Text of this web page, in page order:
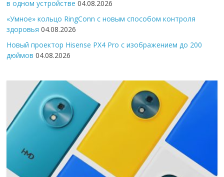
в одном устройстве 04.08.2026
«Умное» кольцо RingConn с новым способом контроля
здоровья 04.08.2026
Новый проектор Hisense PX4 Pro с изображением до 200
дюймов 04.08.2026